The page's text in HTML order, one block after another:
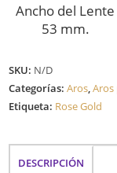
Ancho del Lente
53 mm.
SKU: N/D
Categorías:Aros,Aros
Etiqueta: Rose Gold
DESCRIPCIÓN